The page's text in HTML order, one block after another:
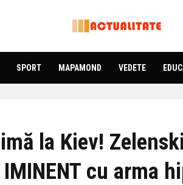
SPORT MAPAMOND VEDETE
la Kiev! Zelenski
cu arma